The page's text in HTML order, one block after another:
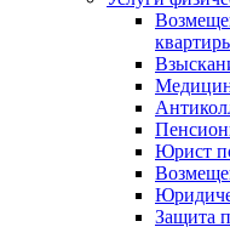
Юрист
Защита